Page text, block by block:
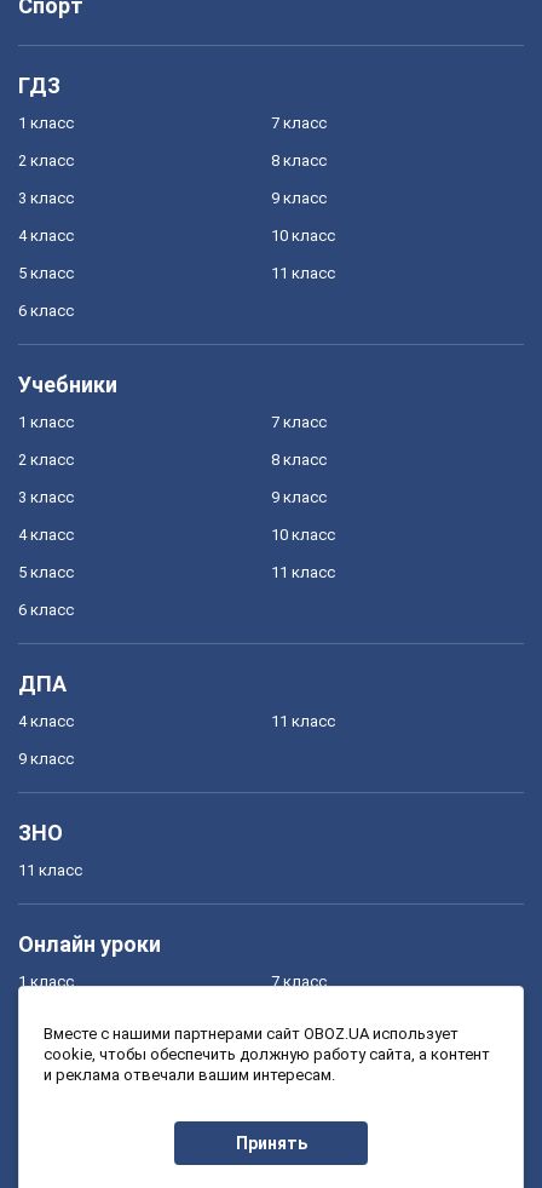
Спорт
ГДЗ
1 класс
2 класс
3 класс
4 класс
5 класс
6 класс
7 класс
8 класс
9 класс
10 класс
11 класс
Учебники
1 класс
2 класс
3 класс
4 класс
5 класс
6 класс
7 класс
8 класс
9 класс
10 класс
11 класс
ДПА
4 класс
9 класс
11 класс
ЗНО
11 класс
Онлайн уроки
1 класс
3 класс
7 класс
9 класс
Вместе с нашими партнерами сайт OBOZ.UA использует
cookie, чтобы обеспечить должную работу сайта, а контент
и реклама отвечали вашим интересам.
Принять